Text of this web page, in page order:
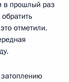
в прошлый раз
отметили.